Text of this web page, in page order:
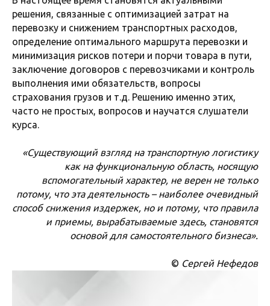
решения, связанные с оптимизацией затрат на
перевозку и снижением транспортных расходов,
определение оптимального маршрута перевозки и
минимизация рисков потери и порчи товара в пути,
заключение договоров с перевозчиками и контроль
выполнения ими обязательств, вопросы
страхования грузов и т.д. Решению именно этих,
часто не простых, вопросов и научатся слушатели
курса.
«Существующий взгляд на транспортную логистику
как на функциональную область, носящую
вспомогательный характер, не верен не только
потому, что эта деятельность – наиболее очевидный
способ снижения издержек, но и потому, что правила
и приемы, вырабатываемые здесь, становятся
основой для самостоятельного бизнеса».
© Сергей Нефедов